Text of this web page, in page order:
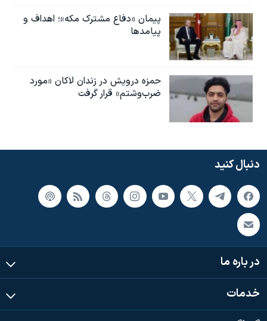
پیمان «دفاع مشترک مکه»؛ اهداف و
پیامدها
حمزه درویش در زندان لاکان «مورد
ضرب‌وشتم» قرار گرفت
دنبال کنید
در باره ما
خدمات